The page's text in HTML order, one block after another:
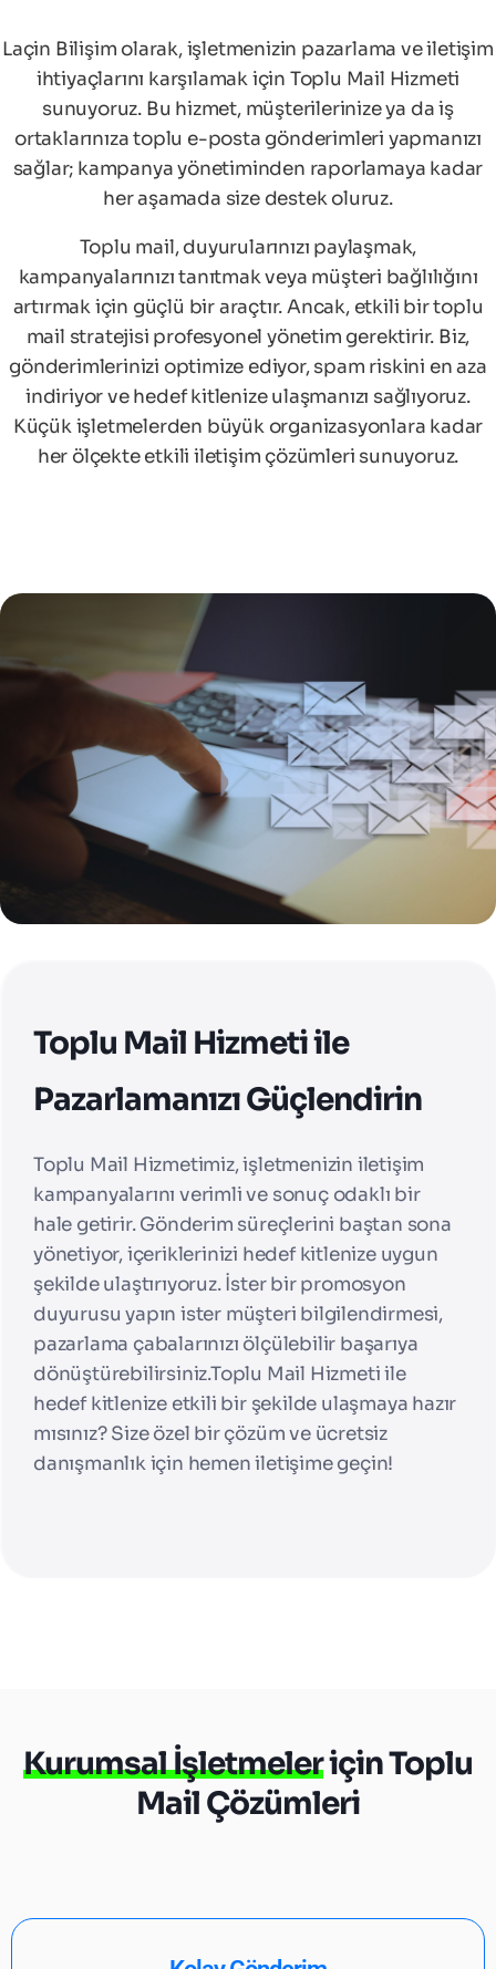
Laçin Bilişim olarak, işletmenizin pazarlama ve iletişim
ihtiyaçlarını karşılamak için Toplu Mail Hizmeti
sunuyoruz. Bu hizmet, müşterilerinize ya da iş
ortaklarınıza toplu e-posta gönderimleri yapmanızı
sağlar; kampanya yönetiminden raporlamaya kadar
her aşamada size destek oluruz.
Toplu mail, duyurularınızı paylaşmak,
kampanyalarınızı tanıtmak veya müşteri bağlılığını
artırmak için güçlü bir araçtır. Ancak, etkili bir toplu
mail stratejisi profesyonel yönetim gerektirir. Biz,
gönderimlerinizi optimize ediyor, spam riskini en aza
indiriyor ve hedef kitlenize ulaşmanızı sağlıyoruz.
Küçük işletmelerden büyük organizasyonlara kadar
her ölçekte etkili iletişim çözümleri sunuyoruz.
Toplu Mail Hizmeti ile
Pazarlamanızı Güçlendirin
Toplu Mail Hizmetimiz, işletmenizin iletişim
kampanyalarını verimli ve sonuç odaklı bir
hale getirir. Gönderim süreçlerini baştan sona
yönetiyor, içeriklerinizi hedef kitlenize uygun
şekilde ulaştırıyoruz. İster bir promosyon
duyurusu yapın ister müşteri bilgilendirmesi,
pazarlama çabalarınızı ölçülebilir başarıya
dönüştürebilirsiniz.Toplu Mail Hizmeti ile
hedef kitlenize etkili bir şekilde ulaşmaya hazır
mısınız? Size özel bir çözüm ve ücretsiz
danışmanlık için hemen iletişime geçin!
Kurumsal İşletmeleriçin Toplu
Mail Çözümleri